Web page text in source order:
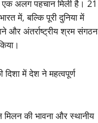
एक अलग पहचान मिली है। 21
में, बल्कि पूरी दुनिया में
और अंतर्राष्ट्रीय श्रम संगठन
में देश ने महत्वपूर्ण
मिलन की भावना और स्थानीय